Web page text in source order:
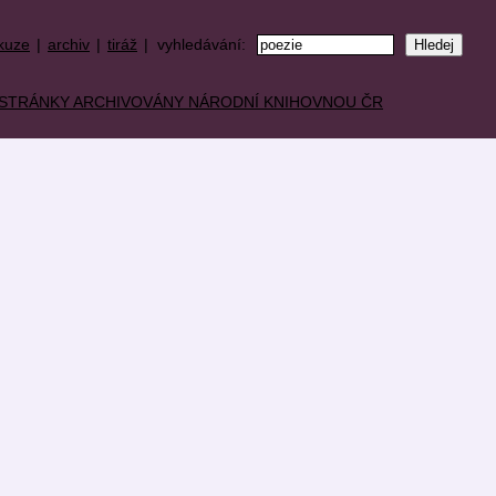
| archiv | tiráž | vyhledávání: